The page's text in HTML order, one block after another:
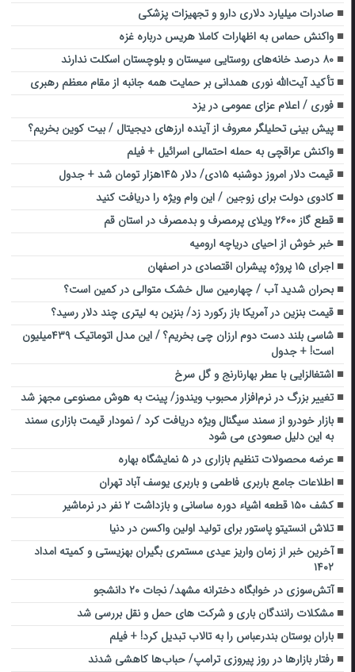
صادرات میلیارد دلاری دارو و تجهیزات پزشکی
واکنش حماس به اظهارات کاملا هریس درباره غزه
۸۰ درصد خانه‌های روستایی سیستان و بلوچستان اسکلت ندارند
تأکید آیت‌الله نوری همدانی بر حمایت همه جانبه از مقام معظم رهبری
فوری / اعلام عزای عمومی در یزد
پیش بینی تحلیلگر معروف از آینده ارزهای دیجیتال / بیت کوین بخریم؟
واکنش عراقچی به حمله احتمالی اسرائیل + فیلم
قیمت دلار امروز دوشنبه ۱۵دی/ دلار ۱۴۵هزار تومان شد + جدول
کادوی دولت برای زوجین / این وام ویژه را دریافت کنید
قطع گاز ۲۶۰۰ ویلای پرمصرف و بدمصرف در استان قم
خبر خوش از احیای دریاچه ارومیه
اجرای ۱۵ پروژه پیشران اقتصادی در اصفهان
بحران شدید آب / چهارمین سال خشک متوالی در کمین است؟
قیمت بنزین در آمریکا باز رکورد زد/ بنزین به لیتری چند دلار رسید؟
شاسی بلند دست دوم ارزان چی بخریم؟ / این مدل اتوماتیک ۴۳۹میلیون
است! + جدول
اشتغالزایی با عطر بهارنارنج و گل سرخ
تغییر بزرگ در نرم‌افزار محبوب ویندوز/ پینت به هوش مصنوعی مجهز شد
بازار خودرو از سمند سیگنال ویژه دریافت کرد / نمودار قیمت بازاری سمند
به این دلیل صعودی می شود
عرضه محصولات تنظیم بازاری در ۵ نمایشگاه بهاره
اطلاعات جامع باربری فاطمی و باربری یوسف آباد تهران
کشف ۱۵۰ قطعه اشیاء دوره ساسانی و بازداشت ۲ نفر در نرماشیر
تلاش انستیتو پاستور برای تولید اولین واکسن در دنیا
آخرین خبر از زمان واریز عیدی مستمری بگیران بهزیستی و کمیته امداد
۱۴۰۲
آتش‌سوزی در خوابگاه دخترانه مشهد/ نجات ۲۰ دانشجو
مشکلات رانندگان باری و شرکت های حمل و نقل بررسی شد
باران بوستان بندرعباس را به تالاب تبدیل کرد! + فیلم
رفتار بازارها در روز پیروزی ترامپ/ حباب‌ها کاهشی شدند